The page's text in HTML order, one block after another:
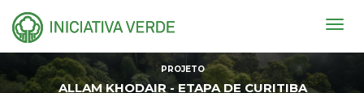
PROJETO
ALLAM KHODAIR - ETAPA DE CURITIBA